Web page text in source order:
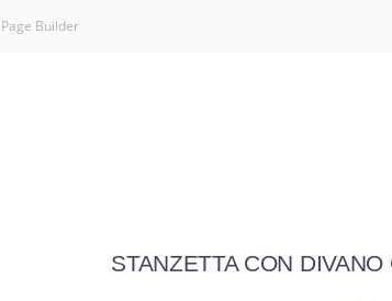
Builder
STANZETTA CON DIVANO